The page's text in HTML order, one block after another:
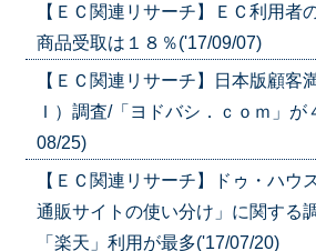
【ＥＣ関連リサーチ】ＥＣ利用者
商品受取は１８％('17/09/07)
【ＥＣ関連リサーチ】日本版顧客
Ｉ）調査/「ヨドバシ．ｃｏｍ」
08/25)
【ＥＣ関連リサーチ】ドゥ・ハウ
通販サイトの使い分け」に関する
「楽天」利用が最多('17/07/20)